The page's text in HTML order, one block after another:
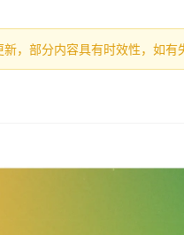
，部分内容具有时效性，如有